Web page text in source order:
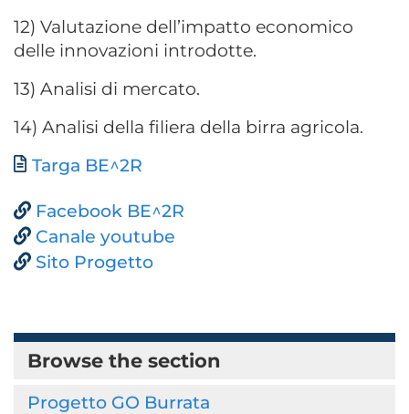
12) Valutazione dell’impatto economico
delle innovazioni introdotte.
13) Analisi di mercato.
14) Analisi della filiera della birra agricola.
Document
Targa BE^2R
Facebook BE^2R
Canale youtube
Sito Progetto
Browse the section
Progetto GO Burrata